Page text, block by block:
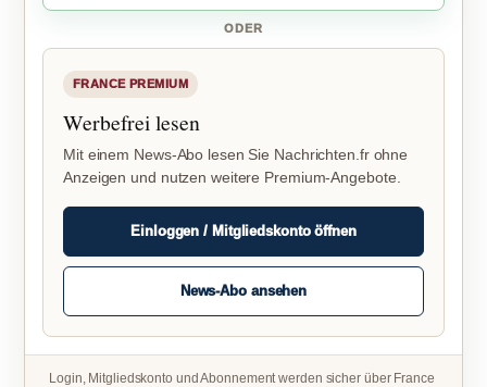
ODER
FRANCE PREMIUM
Werbefrei lesen
Mit einem News-Abo lesen Sie Nachrichten.fr ohne
Anzeigen und nutzen weitere Premium-Angebote.
Einloggen / Mitgliedskonto öffnen
News-Abo ansehen
Login, Mitgliedskonto und Abonnement werden sicher über France